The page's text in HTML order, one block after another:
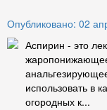
Опубликовано: 02
Аспирин - это
использовать в
огородных к...